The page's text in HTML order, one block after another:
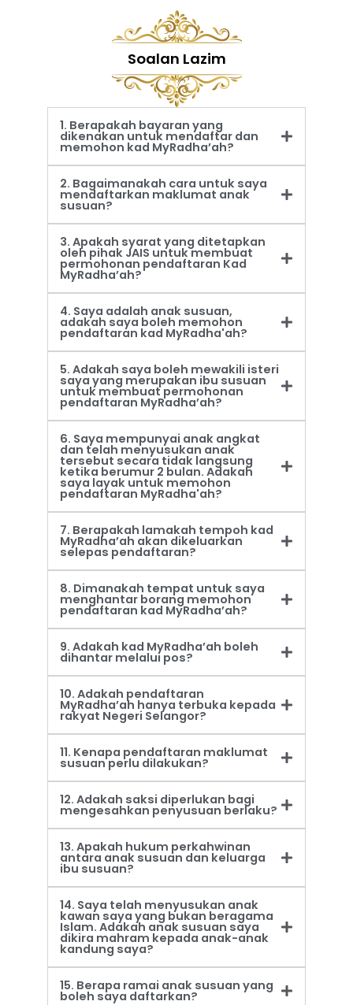
Soalan Lazim
1. Berapakah bayaran yang
dikenakan untuk mendaftar dan
memohon kad MyRadha’ah?
2. Bagaimanakah cara untuk saya
mendaftarkan maklumat anak
susuan?
3. Apakah syarat yang ditetapkan
oleh pihak JAIS untuk membuat
permohonan pendaftaran Kad
MyRadha’ah?
4. Saya adalah anak susuan,
adakah saya boleh memohon
pendaftaran kad MyRadha'ah?
5. Adakah saya boleh mewakili isteri
saya yang merupakan ibu susuan
untuk membuat permohonan
pendaftaran MyRadha’ah?
6. Saya mempunyai anak angkat
dan telah menyusukan anak
tersebut secara tidak langsung
ketika berumur 2 bulan. Adakah
saya layak untuk memohon
pendaftaran MyRadha'ah?
7. Berapakah lamakah tempoh kad
MyRadha’ah akan dikeluarkan
selepas pendaftaran?
8. Dimanakah tempat untuk saya
menghantar borang memohon
pendaftaran kad MyRadha’ah?
9. Adakah kad MyRadha’ah boleh
dihantar melalui pos?
10. Adakah pendaftaran
MyRadha’ah hanya terbuka kepada
rakyat Negeri Selangor?
11. Kenapa pendaftaran maklumat
susuan perlu dilakukan?
12. Adakah saksi diperlukan bagi
mengesahkan penyusuan berlaku?
13. Apakah hukum perkahwinan
antara anak susuan dan keluarga
ibu susuan?
14. Saya telah menyusukan anak
kawan saya yang bukan beragama
Islam. Adakah anak susuan saya
dikira mahram kepada anak-anak
kandung saya?
15. Berapa ramai anak susuan yang
boleh saya daftarkan?